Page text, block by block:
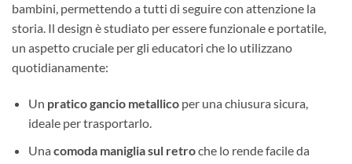
bambini, permettendo a tutti di seguire con attenzione la
storia. Il design è studiato per essere funzionale e portatile,
un aspetto cruciale per gli educatori che lo utilizzano
quotidianamente:
Un pratico gancio metallicoper una chiusura sicura,
ideale per trasportarlo.
Una comoda maniglia sul retroche lo rende facile da